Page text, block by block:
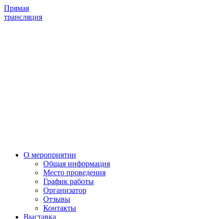
Прямая
трансляция
О мероприятии
Общая информация
Место проведения
График работы
Организатор
Отзывы
Контакты
Выставка